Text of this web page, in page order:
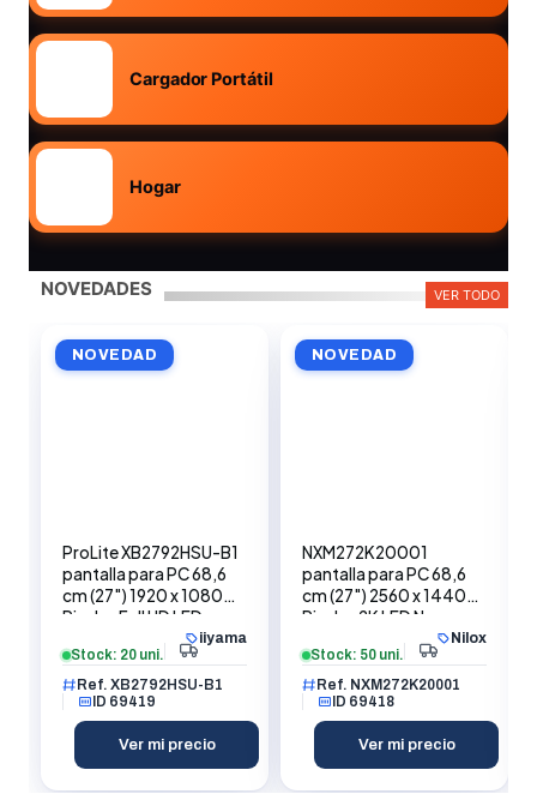
Cargador Portátil
Hogar
NOVEDADES VER TODO
NOVEDAD
ProLite XB2792HSU-B1
pantalla para PC 68,6
cm (27") 1920 x 1080
Pixeles Full HD LED
iiyama
Stock: 20 uni.
Ref. XB2792HSU-B1
ID 69419
Ver mi precio
NOVEDAD
NXM272K20001
pantalla para PC 68,6
cm (27") 2560 x 1440
Pixeles 2K LED Negro
Nilox
Stock: 50 uni.
Ref. NXM272K20001
ID 69418
Ver mi precio